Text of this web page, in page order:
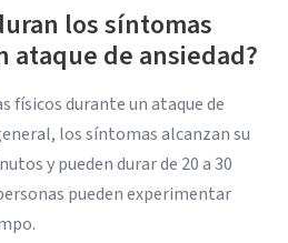
los síntomas
ataque de ansiedad?
físicos durante un ataque de
los síntomas alcanzan su
y pueden durar de 20 a 30
pueden experimentar